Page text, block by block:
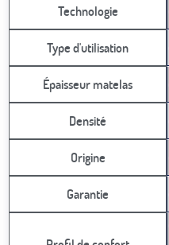
Technologie
Type d'utilisation
Épaisseur matelas
Densité
Origine
Garantie